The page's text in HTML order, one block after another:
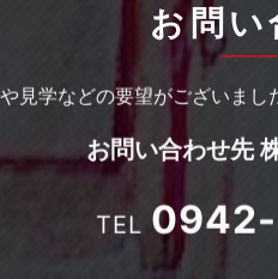
お問い
見学などの要望がございまし
お問い合わせ先
TEL